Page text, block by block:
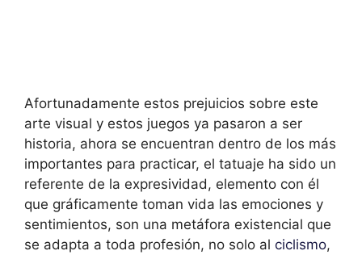
Afortunadamente estos prejuicios sobre este
arte visual y estos juegos ya pasaron a ser
historia, ahora se encuentran dentro de los más
importantes para practicar, el tatuaje ha sido un
referente de la expresividad, elemento con él
que gráficamente toman vida las emociones y
sentimientos, son una metáfora existencial que
se adapta a toda profesión, no solo al ciclismo,